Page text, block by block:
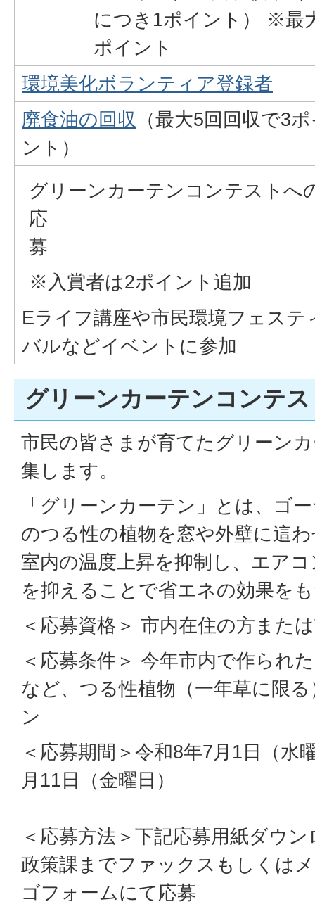
につき1ポイント） ※最
ポイント
環境美化ボランティア登録者
廃食油の回収
（最大5回回収で3
ント）
グリーンカーテンコンテストへ
応
※入賞者は2ポイント追加
Eライフ講座や市民環境フェステ
バルなどイベントに参加
グリーンカーテンコンテ
市民の皆さまが育てたグリーン
集します。
「グリーンカーテン」とは、ゴ
のつる性の植物を窓や外壁に這
室内の温度上昇を抑制し、エア
を抑えることで省エネの効果を
＜応募資格＞ 市内在住の方また
＜応募条件＞ 今年市内で作られ
など、つる性植物（一年草に限
ン
＜応募期間＞令和8年7月1日（水
月11日（金曜日）
＜応募方法＞下記応募用紙ダウ
政策課までファックスもしくは
ゴフォームにて応募